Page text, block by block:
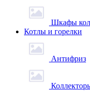
Шкафы
Котлы и горелки
Антифриз